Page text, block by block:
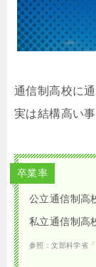
通信制高校に
実は結構高い
卒業率
公立通信制高
私立通信制高
参照：文部科学省